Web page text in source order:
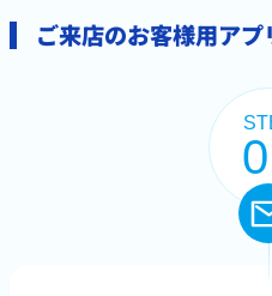
ご来店のお客様用ア